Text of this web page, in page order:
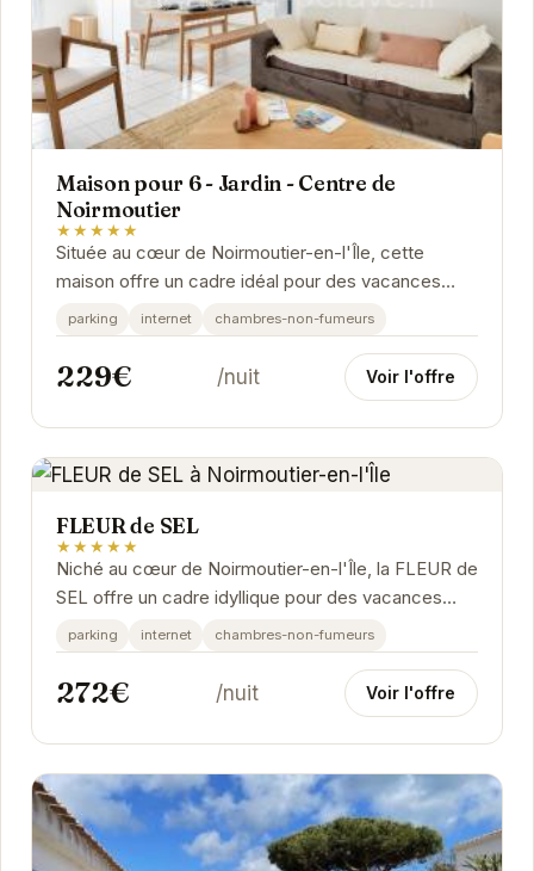
Maison pour 6 - Jardin - Centre de
Noirmoutier
★★★★★
Située au cœur de Noirmoutier-en-l'Île, cette
maison offre un cadre idéal pour des vacances
reposantes. Le jardin privé est parfait pour les...
parking internet chambres-non-fumeurs
229€ /nuit Voir l'offre
FLEUR de SEL
★★★★★
Niché au cœur de Noirmoutier-en-l'Île, la FLEUR de
SEL offre un cadre idyllique pour des vacances
relaxantes. Ses prestations de qualité et son...
parking internet chambres-non-fumeurs
272€ /nuit Voir l'offre